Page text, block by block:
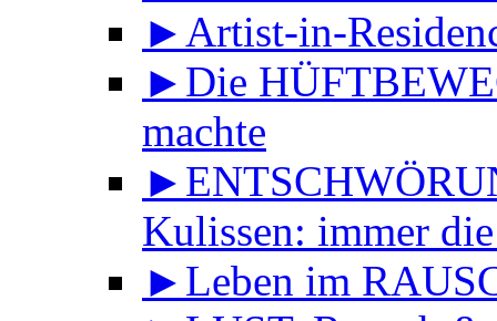
►Artist-in-
►Die
machte
Kulissen: immer
►Leben im